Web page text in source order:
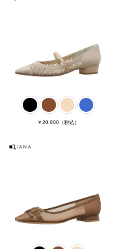
￥20,900（税込）